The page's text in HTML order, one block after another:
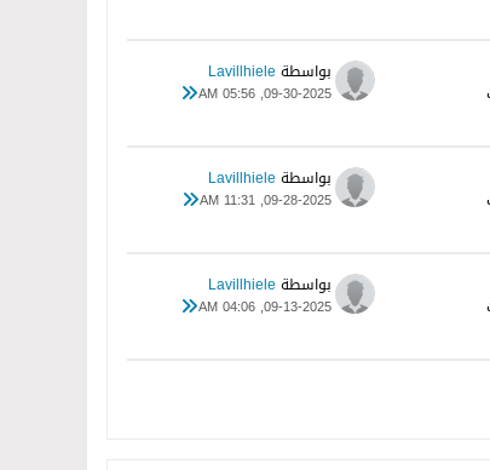
بواسطة Lavillhiele
09-30-2025, 05:56 AM
بواسطة Lavillhiele
09-28-2025, 11:31 AM
بواسطة Lavillhiele
09-13-2025, 04:06 AM